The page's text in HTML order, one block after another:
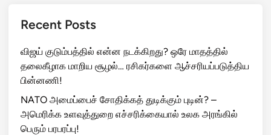
Recent Posts
விஜய் குடும்பத்தில் என்ன நடக்கிறது? ஒரே மாதத்தில்
தலைகீழாக மாறிய சூழல்… ரசிகர்களை ஆச்சரியப்படுத்திய
பின்னணி!
NATO அமைப்பைச் சோதிக்கத் துடிக்கும் புடின்? –
அமெரிக்க உளவுத்துறை எச்சரிக்கையால் உலக அரங்கில்
பெரும் பரபரப்பு!